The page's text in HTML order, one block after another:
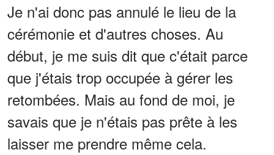
Je n'ai donc pas annulé le lieu de la
cérémonie et d'autres choses. Au
début, je me suis dit que c'était parce
que j'étais trop occupée à gérer les
retombées. Mais au fond de moi, je
savais que je n'étais pas prête à les
laisser me prendre même cela.